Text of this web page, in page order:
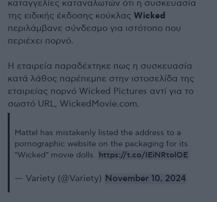
καταγγελίες καταναλωτών ότι η συσκευασία
της ειδικής έκδοσης κούκλας Wicked
περιλάμβανε σύνδεσμο για ιστότοπο που
περιέχει πορνό.
Η εταιρεία παραδέχτηκε πως η συσκευασία
κατά λάθος παρέπεμπε στην ιστοσελίδα της
εταιρείας πορνό Wicked Pictures αντί για το
σωστό URL, WickedMovie.com.
Mattel has mistakenly listed the address to a
pornographic website on the packaging for its
"Wicked" movie dolls. https://t.co/IEiNRtolOE
— Variety (@Variety) November 10, 2024